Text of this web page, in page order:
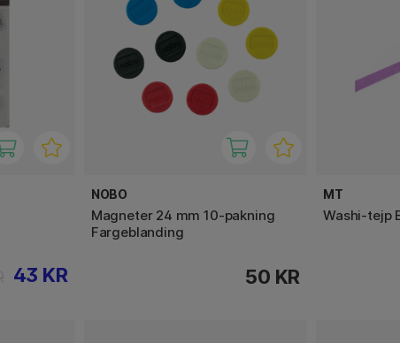
43 KR
NOBO
Magneter 24 mm 10-pakning
Fargeblanding
50 KR
MT
Washi-tejp